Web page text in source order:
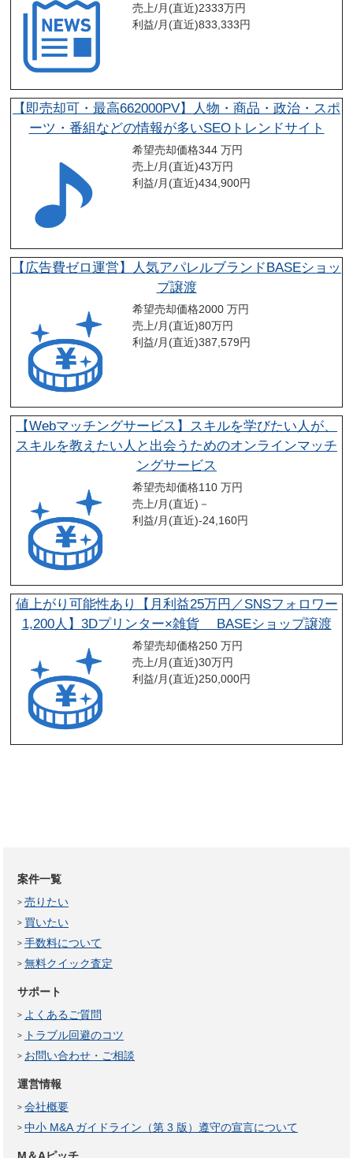
売上/月(直近)2333万円
利益/月(直近)833,333円
【即売却可・最高662000PV】人物・商品・政治・スポ
ーツ・番組などの情報が多いSEOトレンドサイト
希望売却価格344 万円
売上/月(直近)43万円
利益/月(直近)434,900円
【広告費ゼロ運営】人気アパレルブランドBASEショッ
プ譲渡
希望売却価格2000 万円
売上/月(直近)80万円
利益/月(直近)387,579円
【Webマッチングサービス】スキルを学びたい人が、
スキルを教えたい人と出会うためのオンラインマッチ
ングサービス
希望売却価格110 万円
売上/月(直近) －
利益/月(直近)-24,160円
値上がり可能性あり【月利益25万円／SNSフォロワー
1,200人】3Dプリンター×雑貨 BASEショップ譲渡
希望売却価格250 万円
売上/月(直近)30万円
利益/月(直近)250,000円
案件一覧
売りたい
買いたい
手数料について
無料クイック査定
サポート
よくあるご質問
トラブル回避のコツ
お問い合わせ・ご相談
運営情報
会社概要
中小 M&A ガイドライン（第 3 版）遵守の宣言について
M＆Aピッチ